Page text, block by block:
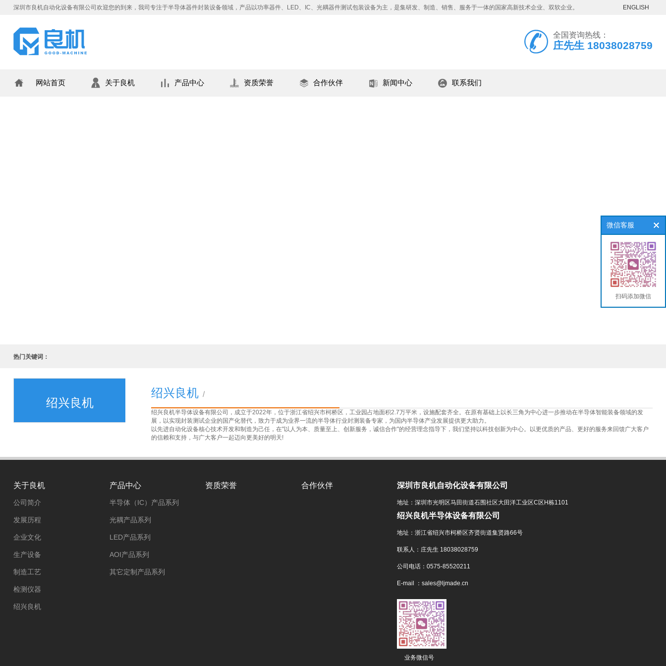
深圳市良机自动化设备有限公司欢迎您的到来，我司专注于半导体器件封装设备领域，产品以功率器件、LED、IC、光耦器件测试包装设备为主，是集研发、制造、销售、服务于一体的国家高新技术企业、双软企业。 ENGLISH
全国资询热线：
庄先生 18038028759
网站首页 关于良机 产品中心 资质荣誉 合作伙伴 新闻中心 联系我们
热门关键词：
绍兴良机
绍兴良机 /
绍兴良机半导体设备有限公司，成立于2022年，位于浙江省绍兴市柯桥区，工业园占地面积2.7万平米，设施配套齐全。在原有基础上以长三角为中心进一步推动在半导体智能装备领域的发
展，以实现封装测试企业的国产化替代，致力于成为业界一流的半导体行业封测装备专家，为国内半导体产业发展提供更大助力。
以先进自动化设备核心技术开发和制造为己任，在"以人为本、质量至上、创新服务，诚信合作"的经营理念指导下，我们坚持以科技创新为中心。以更优质的产品、更好的服务来回馈广大客户
的信赖和支持，与广大客户一起迈向更美好的明天!
关于良机
公司简介
发展历程
企业文化
生产设备
制造工艺
检测仪器
绍兴良机
产品中心
半导体（IC）产品系列
光耦产品系列
LED产品系列
AOI产品系列
其它定制产品系列
资质荣誉 合作伙伴 深圳市良机自动化设备有限公司
地址：深圳市光明区马田街道石围社区大田洋工业区C区H栋1101
绍兴良机半导体设备有限公司
地址：浙江省绍兴市柯桥区齐贤街道集贤路66号
联系人：庄先生 18038028759
公司电话：0575-85520211
E-mail ：sales@ljmade.cn
业务微信号
微信客服
扫码添加微信